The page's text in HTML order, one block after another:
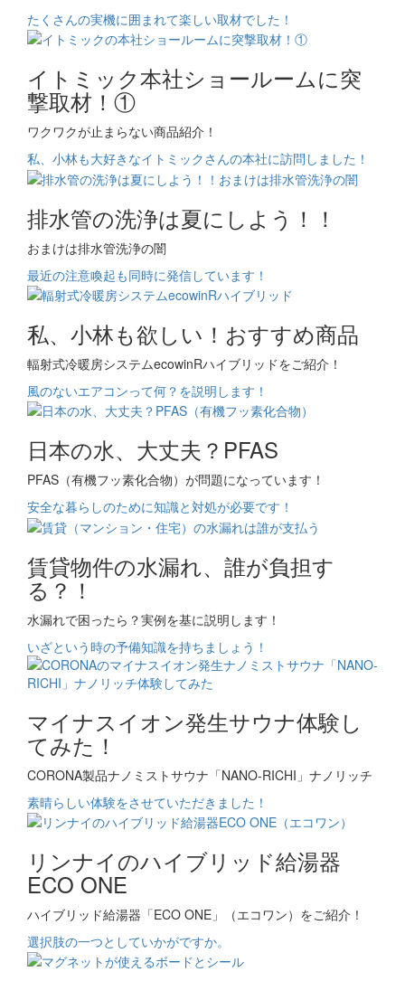
たくさんの実機に囲まれて楽しい取材でした！
イトミック本社ショールームに突
撃取材！①
ワクワクが止まらない商品紹介！
私、小林も大好きなイトミックさんの本社に訪問しました！
排水管の洗浄は夏にしよう！！
おまけは排水管洗浄の闇
最近の注意喚起も同時に発信しています！
私、小林も欲しい！おすすめ商品
輻射式冷暖房システムecowinRハイブリッドをご紹介！
風のないエアコンって何？を説明します！
日本の水、大丈夫？PFAS
PFAS（有機フッ素化合物）が問題になっています！
安全な暮らしのために知識と対処が必要です！
賃貸物件の水漏れ、誰が負担す
る？！
水漏れで困ったら？実例を基に説明します！
いざという時の予備知識を持ちましょう！
マイナスイオン発生サウナ体験し
てみた！
CORONA製品ナノミストサウナ「NANO-RICHI」ナノリッチ
素晴らしい体験をさせていただきました！
リンナイのハイブリッド給湯器
ECO ONE
ハイブリッド給湯器「ECO ONE」（エコワン）をご紹介！
選択肢の一つとしていかがですか。